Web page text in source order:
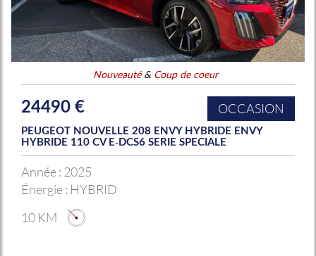
Nouveauté& Coup de coeur
24490 € OCCASION
PEUGEOT NOUVELLE 208 ENVY HYBRIDE ENVY
HYBRIDE 110 CV E-DCS6 SERIE SPECIALE
Année : 2025
Énergie : HYBRID
10 KM